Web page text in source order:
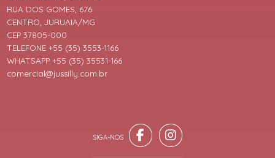
RUA DOS GOMES, 676
CENTRO, JURUAIA/MG
CEP 37805-000
TELEFONE +55 (35) 3553-1166
WHATSAPP +55 (35) 35531-166
comercial@jussilly.com.br